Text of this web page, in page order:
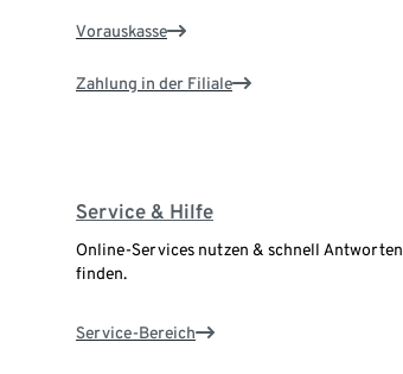
Vorauskasse
Zahlung in der Filiale
Service & Hilfe
Online-Services nutzen & schnell Antworten
finden.
Service-Bereich